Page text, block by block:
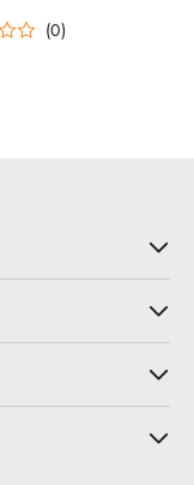
ROLKI GRATIS 3M
(0)